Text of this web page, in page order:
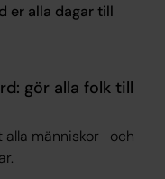
er alla dagar till
gör alla folk till
alla människor och